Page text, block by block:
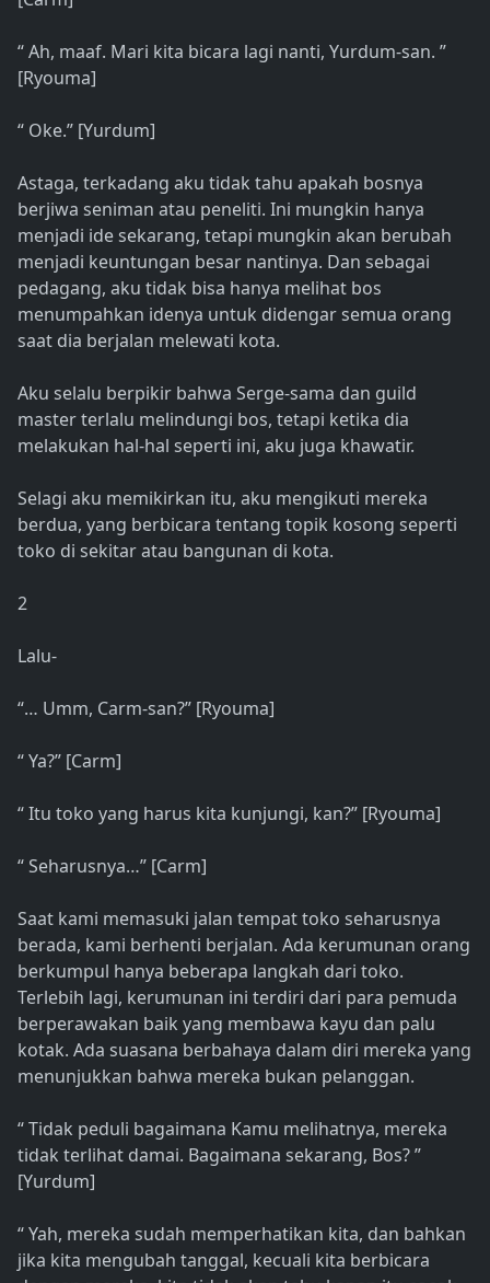
“ Ah, maaf. Mari kita bicara lagi nanti, Yurdum-san. ”
[Ryouma]
“ Oke.” [Yurdum]
Astaga, terkadang aku tidak tahu apakah bosnya
berjiwa seniman atau peneliti. Ini mungkin hanya
menjadi ide sekarang, tetapi mungkin akan berubah
menjadi keuntungan besar nantinya. Dan sebagai
pedagang, aku tidak bisa hanya melihat bos
menumpahkan idenya untuk didengar semua orang
saat dia berjalan melewati kota.
Aku selalu berpikir bahwa Serge-sama dan guild
master terlalu melindungi bos, tetapi ketika dia
melakukan hal-hal seperti ini, aku juga khawatir.
Selagi aku memikirkan itu, aku mengikuti mereka
berdua, yang berbicara tentang topik kosong seperti
toko di sekitar atau bangunan di kota.
2
Lalu-
“… Umm, Carm-san?” [Ryouma]
“ Ya?” [Carm]
“ Itu toko yang harus kita kunjungi, kan?” [Ryouma]
“ Seharusnya…” [Carm]
Saat kami memasuki jalan tempat toko seharusnya
berada, kami berhenti berjalan. Ada kerumunan orang
berkumpul hanya beberapa langkah dari toko.
Terlebih lagi, kerumunan ini terdiri dari para pemuda
berperawakan baik yang membawa kayu dan palu
kotak. Ada suasana berbahaya dalam diri mereka yang
menunjukkan bahwa mereka bukan pelanggan.
“ Tidak peduli bagaimana Kamu melihatnya, mereka
tidak terlihat damai. Bagaimana sekarang, Bos? ”
[Yurdum]
“ Yah, mereka sudah memperhatikan kita, dan bahkan
jika kita mengubah tanggal, kecuali kita berbicara